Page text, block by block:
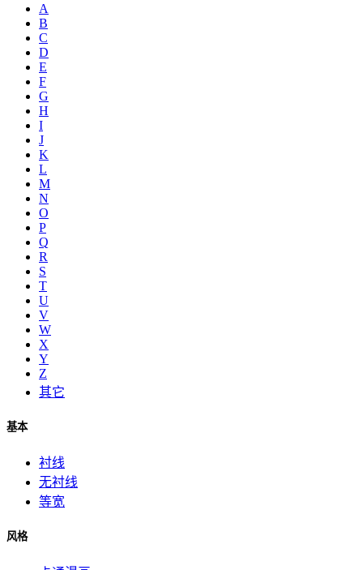
A
B
C
D
E
F
G
H
I
J
K
L
M
N
O
P
Q
R
S
T
U
V
W
X
Y
Z
其它
基本
衬线
无衬线
等宽
风格